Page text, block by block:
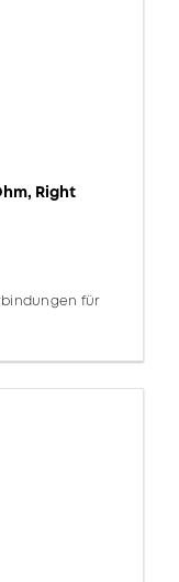
Right
für